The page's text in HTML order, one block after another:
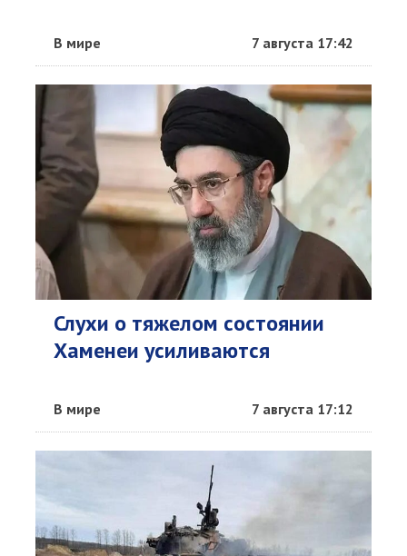
В мире 7 августа 17:42
Слухи о тяжелом состоянии
Хаменеи усиливаются
В мире 7 августа 17:12